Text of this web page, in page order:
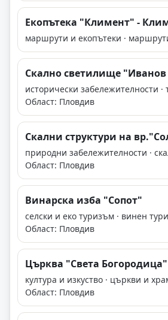
Екопътека "Климент" -
маршрути и екопътеки ·
Скално светилище
исторически забележителности ·
Област: Пловдив
Скални структури на
природни забележителности ·
Област: Пловдив
Винарска изба "Сопот"
селски и еко туризъм · винен
Област: Пловдив
Църква "Света
култура и изкуство · църкви и
Област: Пловдив